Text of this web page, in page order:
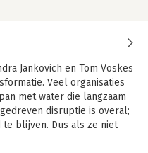
Jankovich en Tom Voskes
Veel organisaties
met water die langzaam
disruptie is overal;
blijven. Dus als ze niet